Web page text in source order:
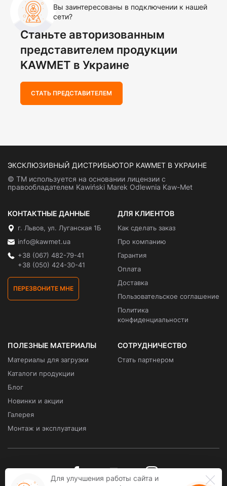
Вы заинтересованы в подключении к нашей
сети?
Станьте авторизованным
представителем продукции
KAWMET в Украине
СТАТЬ ПРЕДСТАВИТЕЛЕМ
ЭКСКЛЮЗИВНЫЙ ДИСТРИБЬЮТОР KAWMET В УКРАИНЕ
© ТМ используется на основании лицензии с
правообладателем Kawiński Marek Odlewnia Kaw-Met
КОНТАКТНЫЕ ДАННЫЕ
г. Львов, ул. Луганская 1Б
info@kawmet.ua
+38 (067) 482-79-41
+38 (050) 424-30-41
ПЕРЕЗВОНИТЕ МНЕ
ДЛЯ КЛИЕНТОВ
Как сделать заказ
Про компанию
Гарантия
Оплата
Доставка
Пользовательское соглашение
Политика
конфиденциальности
ПОЛЕЗНЫЕ МАТЕРИАЛЫ
Материалы для загрузки
Каталоги продукции
Блог
Новинки и акции
Галерея
Монтаж и эксплуатация
СОТРУДНИЧЕСТВО
Стать партнером
Для улучшения работы сайта и